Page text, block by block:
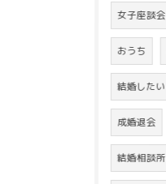
女子座談会
おうち
結婚したい
成婚退会
結婚相談所